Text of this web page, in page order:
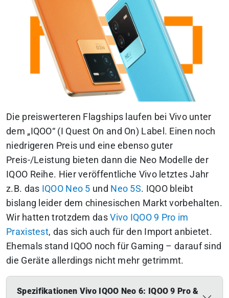
Die preiswerteren Flagships laufen bei Vivo unter
dem „IQOO“ (I Quest On and On) Label. Einen noch
niedrigeren Preis und eine ebenso guter
Preis-/Leistung bieten dann die Neo Modelle der
IQOO Reihe. Hier veröffentliche Vivo letztes Jahr
z.B. das IQOO Neo 5 und Neo 5S. IQOO bleibt
bislang leider dem chinesischen Markt vorbehalten.
Wir hatten trotzdem dasVivo IQOO 9 Pro im
Praxistest, das sich auch für den Import anbietet.
Ehemals stand IQOO noch für Gaming – darauf sind
die Geräte allerdings nicht mehr getrimmt.
Spezifikationen Vivo IQOO Neo 6: IQOO 9 Pro &